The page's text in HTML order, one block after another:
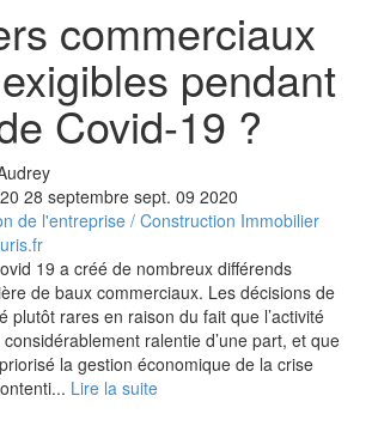
commerciaux
pendant
Covid-19 ?
28 septembre sept. 09 2020
de l'entreprise / Construction Immobilier
19 a créé de nombreux différends
de baux commerciaux. Les décisions de
plutôt rares en raison du fait que l’activité
ralentie d’une part, et que
la gestion économique de la crise
Lire la suite